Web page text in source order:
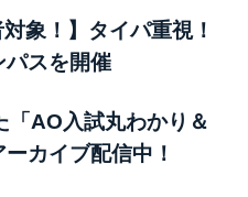
象！】タイパ重視！
パスを開催
「AO入試丸わかり＆
カイブ配信中！